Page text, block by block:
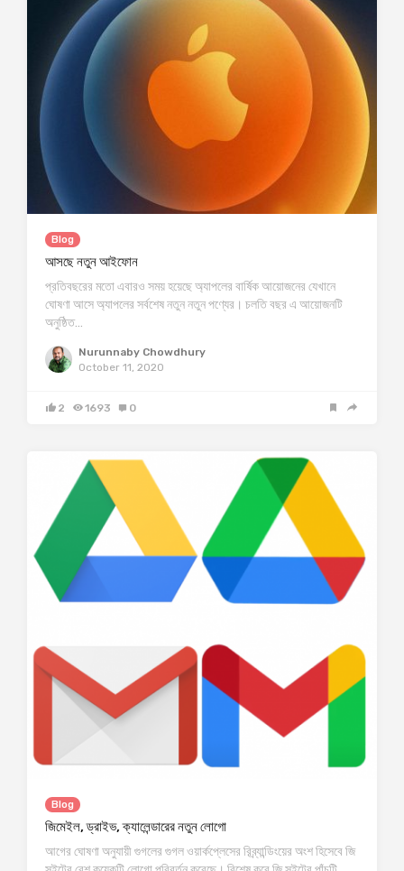
Blog
আসছে নতুন আইফোন
প্রতিবছরের মতো এবারও সময় হয়েছে অ্যাপলের বার্ষিক আয়োজনের যেখানে
ঘোষণা আসে অ্যাপলের সর্বশেষ নতুন নতুন পণ্যের। চলতি বছর এ আয়োজনটি
অনুষ্ঠিত…
Nurunnaby Chowdhury
October 11, 2020
2 1693 0
Blog
জিমেইল, ড্রাইভ, ক্যালেন্ডারের নতুন লোগো
আগের ঘোষণা অনুযায়ী গুগলের গুগল ওয়ার্কপ্লেসের রিব্র্যান্ডিংয়ের অংশ হিসেবে জি